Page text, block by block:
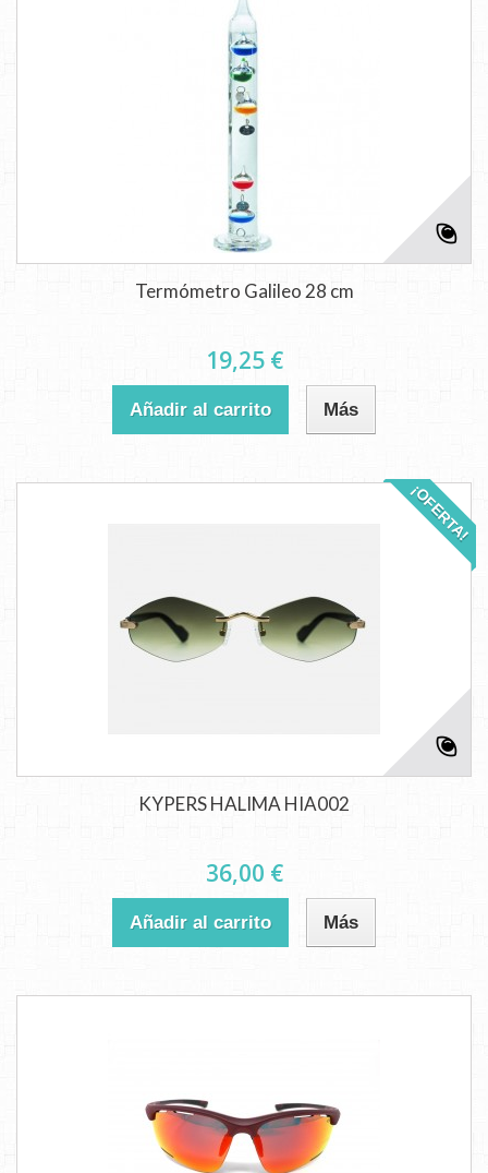
Termómetro Galileo 28 cm
19,25 €
Añadir al carrito Más
¡OFERTA!
KYPERS HALIMA HIA002
36,00 €
Añadir al carrito Más